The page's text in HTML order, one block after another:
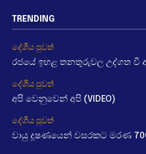
TRENDING
දේශීය පුවත්
රජයේ ඉහළ තනතුරුවල උද්ගත වී
දේශීය පුවත්
අපි වෙනුවෙන් අපි (VIDEO)
දේශීය පුවත්
වායු දූෂණයෙන් වසරකට මරණ